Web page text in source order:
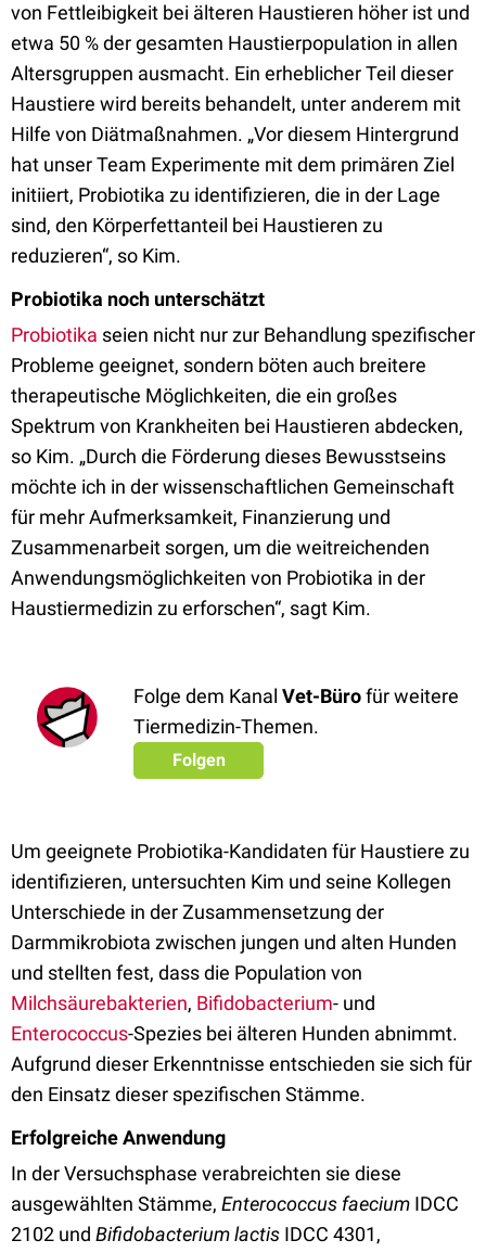
von Fettleibigkeit bei älteren Haustieren höher ist und
etwa 50 % der gesamten Haustierpopulation in allen
Altersgruppen ausmacht. Ein erheblicher Teil dieser
Haustiere wird bereits behandelt, unter anderem mit
Hilfe von Diätmaßnahmen. „Vor diesem Hintergrund
hat unser Team Experimente mit dem primären Ziel
initiiert, Probiotika zu identifizieren, die in der Lage
sind, den Körperfettanteil bei Haustieren zu
reduzieren“, so Kim.
Probiotika noch unterschätzt
Probiotika seien nicht nur zur Behandlung spezifischer
Probleme geeignet, sondern böten auch breitere
therapeutische Möglichkeiten, die ein großes
Spektrum von Krankheiten bei Haustieren abdecken,
so Kim. „Durch die Förderung dieses Bewusstseins
möchte ich in der wissenschaftlichen Gemeinschaft
für mehr Aufmerksamkeit, Finanzierung und
Zusammenarbeit sorgen, um die weitreichenden
Anwendungsmöglichkeiten von Probiotika in der
Haustiermedizin zu erforschen“, sagt Kim.
Folge dem Kanal Vet-Bürofür weitere
Tiermedizin-Themen.
Folgen
Um geeignete Probiotika-Kandidaten für Haustiere zu
identifizieren, untersuchten Kim und seine Kollegen
Unterschiede in der Zusammensetzung der
Darmmikrobiota zwischen jungen und alten Hunden
und stellten fest, dass die Population von
Milchsäurebakterien, Bifidobacterium- und
Enterococcus-Spezies bei älteren Hunden abnimmt.
Aufgrund dieser Erkenntnisse entschieden sie sich für
den Einsatz dieser spezifischen Stämme.
Erfolgreiche Anwendung
In der Versuchsphase verabreichten sie diese
ausgewählten Stämme, Enterococcus faecium IDCC
2102 und Bifidobacterium lactis IDCC 4301,